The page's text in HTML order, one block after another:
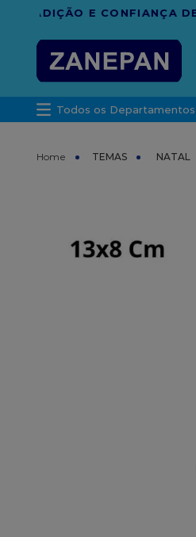
Todos os Departamentos
TEMAS NATAL